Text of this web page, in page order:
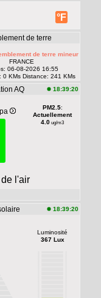
°F
de terre
de terre mineur
FRANCE
06-08-2026 16:55
0 KMs Distance: 241 KMs
AQ 18:39:20
PM2.5:
Actuellement
4.0 ug/m3
l'air
18:39:20
Luminosité
367 Lux